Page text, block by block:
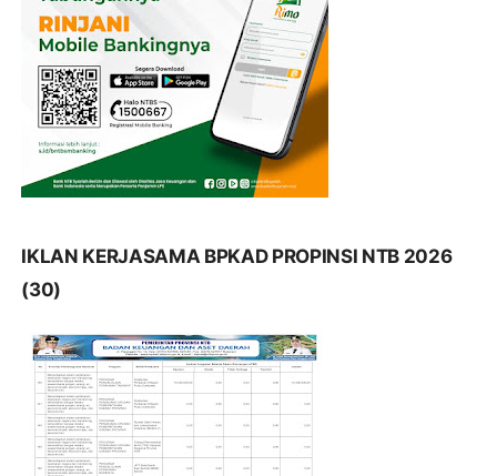
IKLAN KERJASAMA BPKAD PROPINSI NTB 2026
(30)